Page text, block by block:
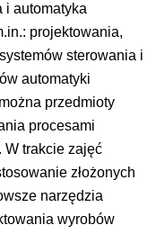
i automatyka
projektowania,
sterowania i
automatyki
przedmioty
procesami
W trakcie zajęć
złożonych
narzędzia
wyrobów